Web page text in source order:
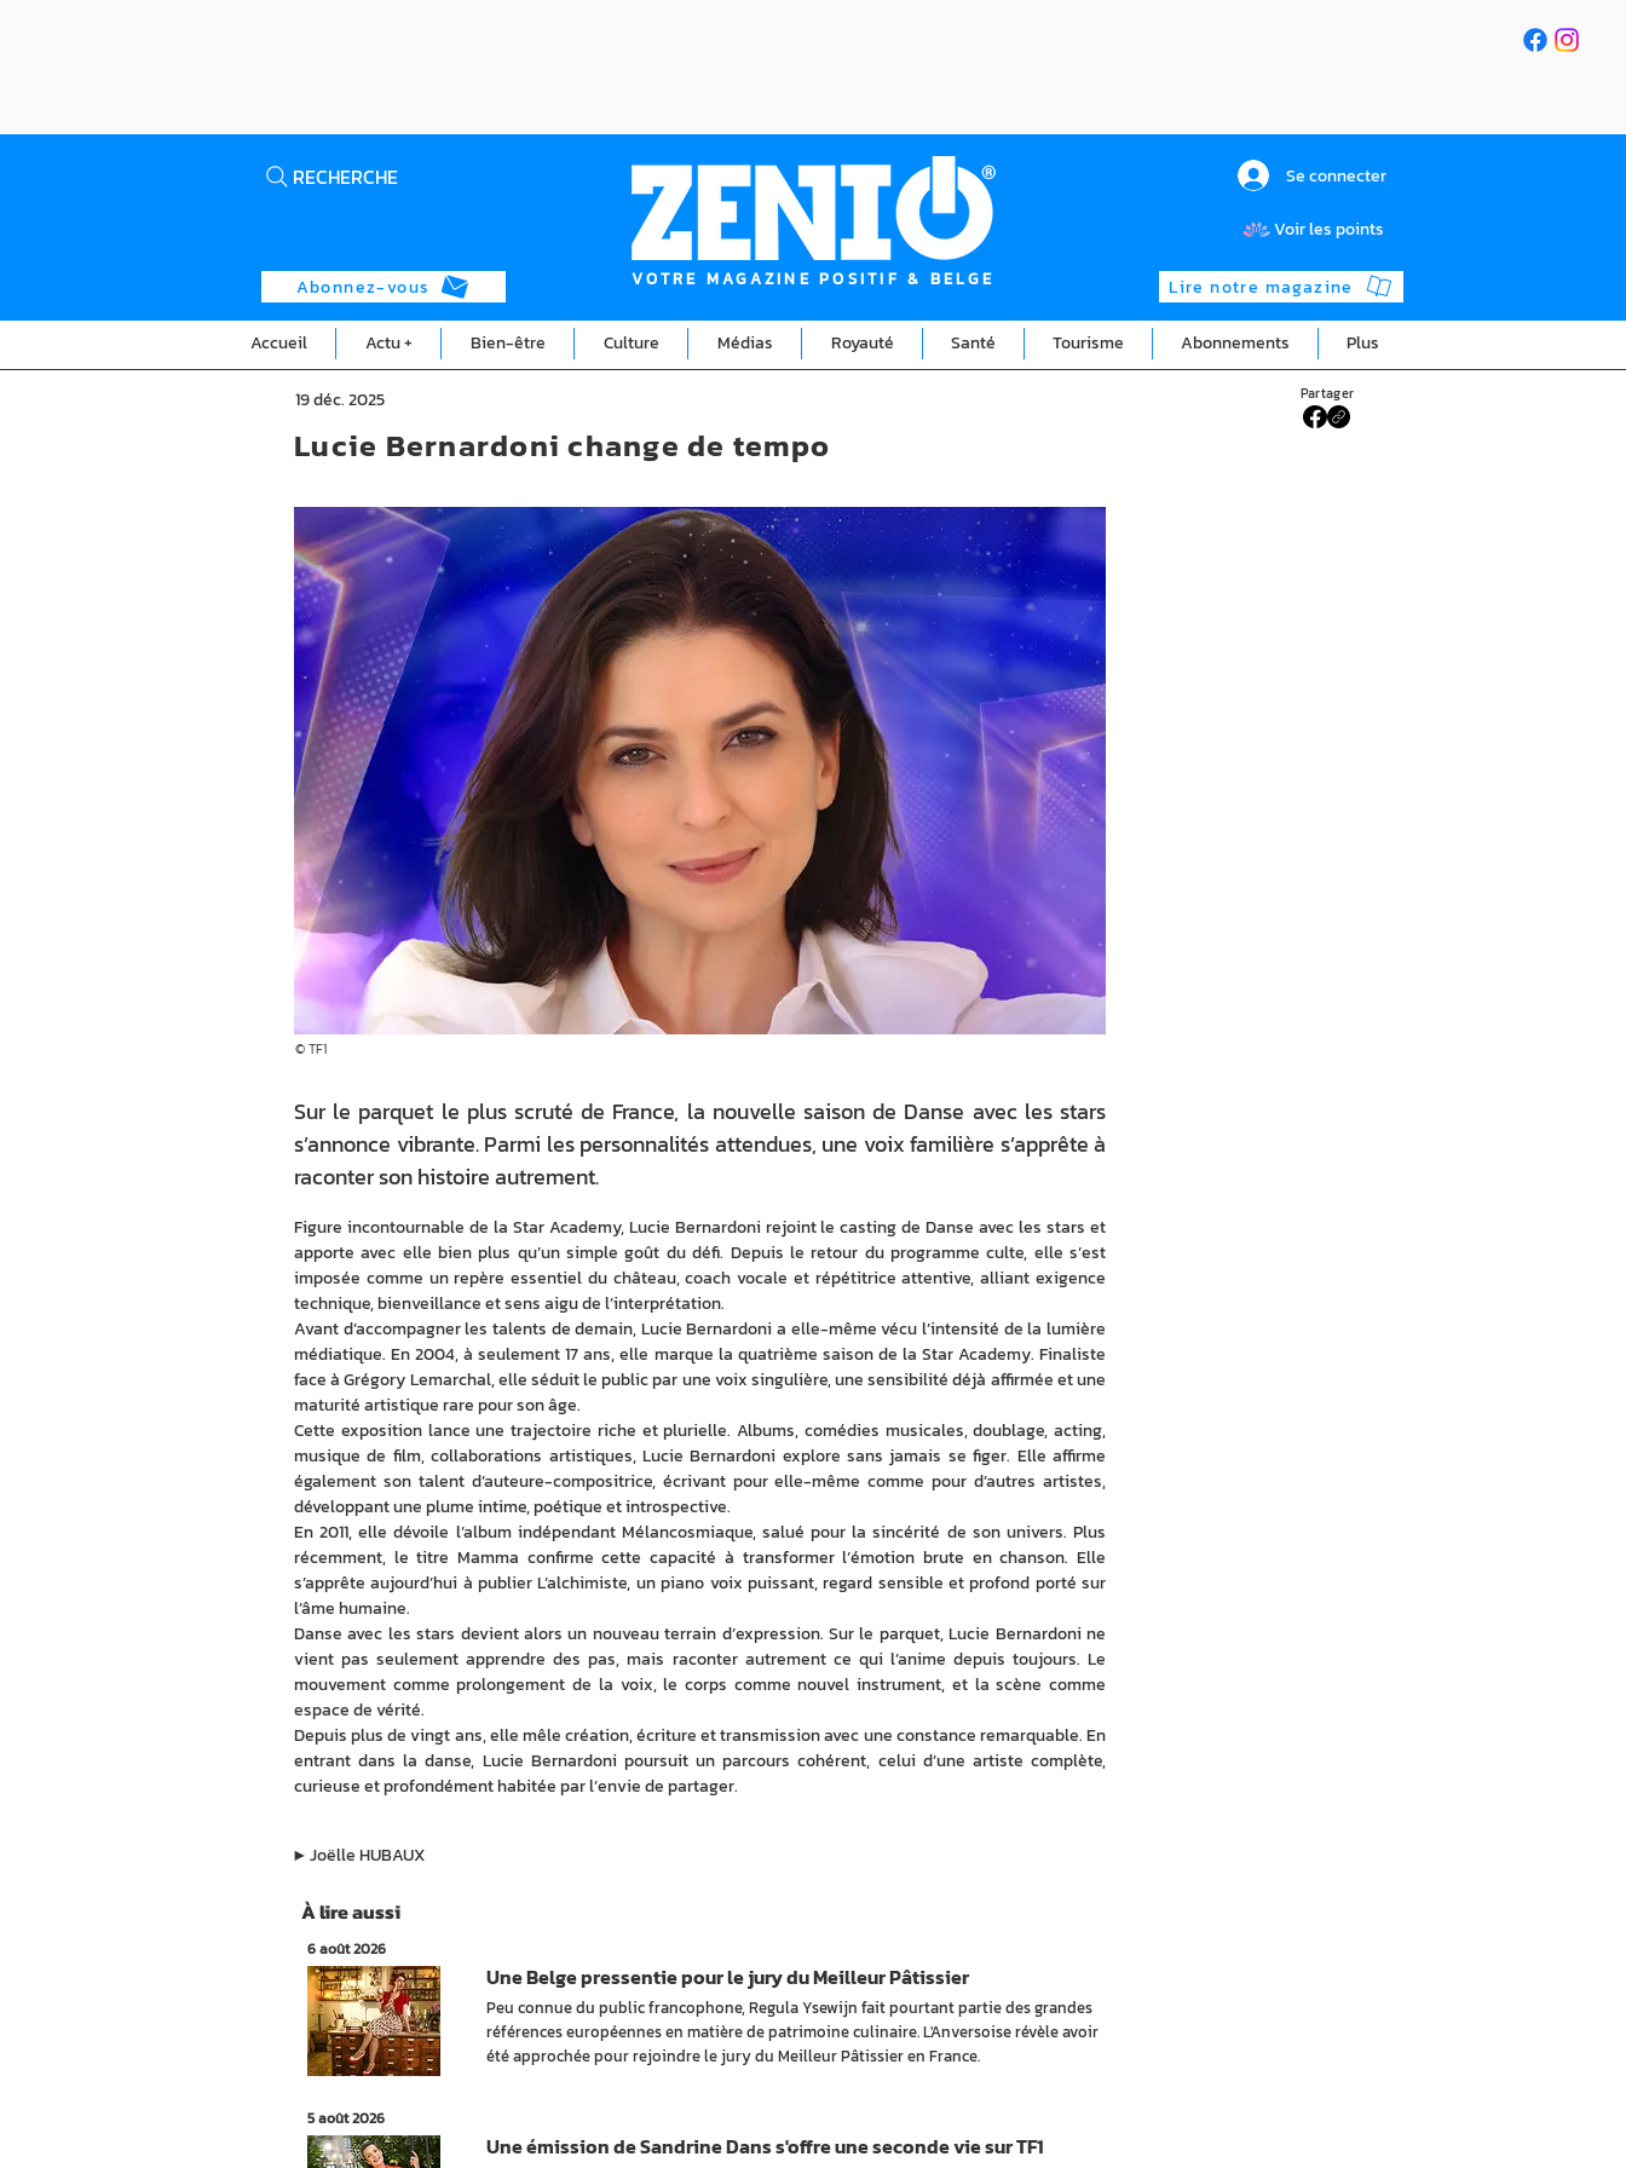
RECHERCHE
Abonnez-vous VOTRE MAGAZINE POSITIF & BELGE
Se connecter
Voir les points
Lire notre magazine
Accueil Actu + Bien-être Culture Médias Royauté Santé Tourisme Abonnements Plus
19 déc. 2025 Partager
© TF1
Sur le parquet le plus scruté de France, la nouvelle saison de Danse avec les stars
s’annonce vibrante. Parmi les personnalités attendues, une voix familière s’apprête à
raconter son histoire autrement.
Figure incontournable de la Star Academy, Lucie Bernardoni rejoint le casting de Danse avec les stars et
apporte avec elle bien plus qu’un simple goût du défi. Depuis le retour du programme culte, elle s’est
imposée comme un repère essentiel du château, coach vocale et répétitrice attentive, alliant exigence
technique, bienveillance et sens aigu de l’interprétation.
Avant d’accompagner les talents de demain, Lucie Bernardoni a elle-même vécu l’intensité de la lumière
médiatique. En 2004, à seulement 17 ans, elle marque la quatrième saison de la Star Academy. Finaliste
face à Grégory Lemarchal, elle séduit le public par une voix singulière, une sensibilité déjà affirmée et une
maturité artistique rare pour son âge.
Cette exposition lance une trajectoire riche et plurielle. Albums, comédies musicales, doublage, acting,
musique de film, collaborations artistiques, Lucie Bernardoni explore sans jamais se figer. Elle affirme
également son talent d’auteure-compositrice, écrivant pour elle-même comme pour d’autres artistes,
développant une plume intime, poétique et introspective.
En 2011, elle dévoile l’album indépendant Mélancosmiaque, salué pour la sincérité de son univers. Plus
récemment, le titre Mamma confirme cette capacité à transformer l’émotion brute en chanson. Elle
s’apprête aujourd’hui à publier L’alchimiste, un piano voix puissant, regard sensible et profond porté sur
l’âme humaine.
Danse avec les stars devient alors un nouveau terrain d’expression. Sur le parquet, Lucie Bernardoni ne
vient pas seulement apprendre des pas, mais raconter autrement ce qui l’anime depuis toujours. Le
mouvement comme prolongement de la voix, le corps comme nouvel instrument, et la scène comme
espace de vérité.
Depuis plus de vingt ans, elle mêle création, écriture et transmission avec une constance remarquable. En
entrant dans la danse, Lucie Bernardoni poursuit un parcours cohérent, celui d’une artiste complète,
curieuse et profondément habitée par l’envie de partager.
Joëlle HUBAUX
▶︎
Lucie Bernardoni change de tempo
À lire aussi
6 août 2026
Peu connue du public francophone, Regula Ysewijn fait pourtant partie des grandes
références européennes en matière de patrimoine culinaire. L'Anversoise révèle avoir
été approchée pour rejoindre le jury du Meilleur Pâtissier en France.
Une Belge pressentie pour le jury du Meilleur Pâtissier
5 août 2026
Une émission de Sandrine Dans s'offre une seconde vie sur TF1